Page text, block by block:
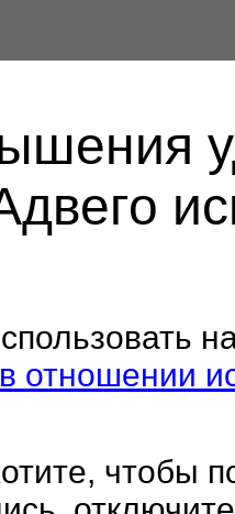
отношении
чтобы